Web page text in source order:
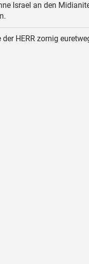
Israel an den
HERR zornig